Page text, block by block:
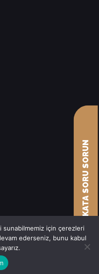
için çerezleri
ederseniz, bunu kabul
AVUKATA SORU SORUN